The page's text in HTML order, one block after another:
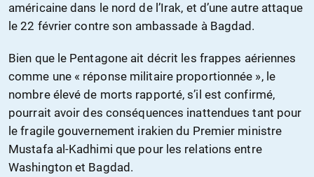
américaine dans le nord de l’Irak, et d’une autre attaque
le 22 février contre son ambassade à Bagdad.
Bien que le Pentagone ait décrit les frappes aériennes
comme une « réponse militaire proportionnée », le
nombre élevé de morts rapporté, s’il est confirmé,
pourrait avoir des conséquences inattendues tant pour
le fragile gouvernement irakien du Premier ministre
Mustafa al-Kadhimi que pour les relations entre
Washington et Bagdad.